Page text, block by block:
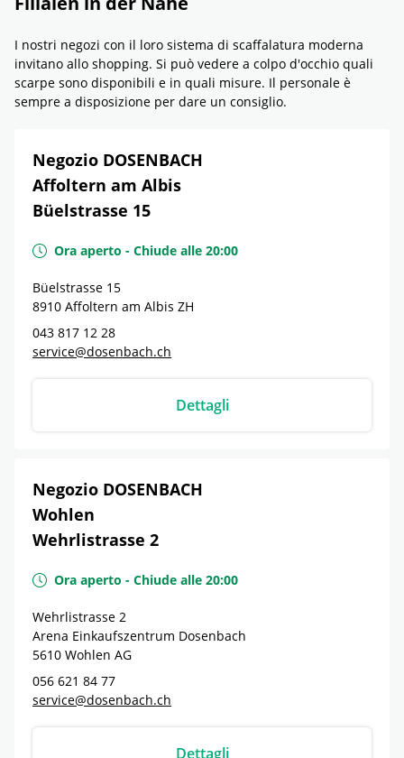
I nostri negozi con il loro sistema di scaffalatura moderna
invitano allo shopping. Si può vedere a colpo d'occhio quali
scarpe sono disponibili e in quali misure. Il personale è
sempre a disposizione per dare un consiglio.
Negozio DOSENBACH
Affoltern am Albis
Büelstrasse 15
Ora aperto - Chiude alle 20:00
Büelstrasse 15
8910 Affoltern am Albis ZH
043 817 12 28
service@dosenbach.ch
Dettagli
Negozio DOSENBACH
Wohlen
Wehrlistrasse 2
Ora aperto - Chiude alle 20:00
Wehrlistrasse 2
Arena Einkaufszentrum Dosenbach
5610 Wohlen AG
056 621 84 77
service@dosenbach.ch
Dettagli